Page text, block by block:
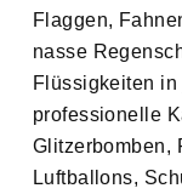
Flaggen,
nasse
Flüssigkeiten
professionelle
Glitzerbomben,
Luftballons,